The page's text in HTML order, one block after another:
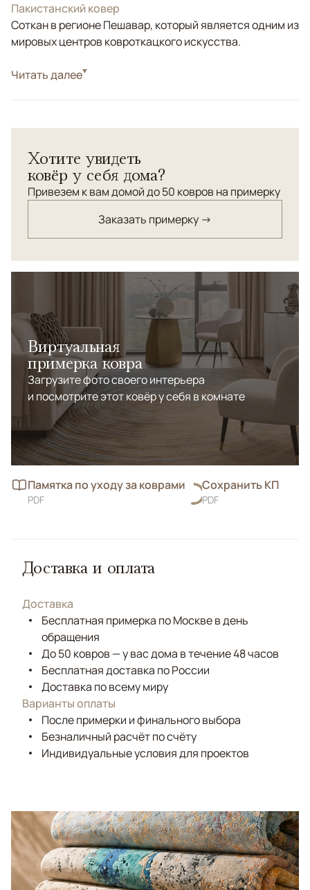
Пакистанский ковер
Соткан в регионе Пешавар, который является одним из
мировых центров ковроткацкого искусства.
СтильКлассические
Соткан по старинной технологии. Натуральные
Читать далее
Хотите увидеть
ковёр у себя дома?
Привезем к вам домой до 50 ковров на примерку
Заказать примерку →
Виртуальная
примерка ковра
Загрузите фото своего интерьера
и посмотрите этот ковёр у себя в комнате
Памятка по уходу за коврами
PDF
Сохранить КП
PDF
Доставка и оплата
Доставка
Бесплатная примерка по Москве в день
обращения
До 50 ковров — у вас дома в течение 48 часов
Бесплатная доставка по России
Доставка по всему миру
Варианты оплаты
После примерки и финального выбора
Безналичный расчёт по счёту
Индивидуальные условия для проектов